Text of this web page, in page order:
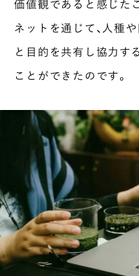
価値観であると感じた
ネットを通じて、人種
と目的を共有し協力す
ことができたのです。